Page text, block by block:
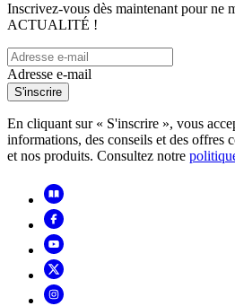
Inscrivez-vous dès maintenant pour ne
ACTUALITÉ !
Adresse e-mail
S'inscrire
En cliquant sur « S'inscrire », vous
informations, des conseils et des offres
et nos produits. Consultez notre